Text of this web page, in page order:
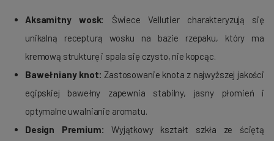
Aksamitny wosk:
Świece Vellutier charakteryzują się
unikalną recepturą wosku na bazie rzepaku, który ma
kremową strukturę i spala się czysto, nie kopcąc.
Bawełniany knot: Zastosowanie knota z najwyższej jakości
egipskiej bawełny zapewnia stabilny, jasny płomień i
optymalne uwalnianie aromatu.
Design Premium: Wyjątkowy kształt szkła ze ściętą